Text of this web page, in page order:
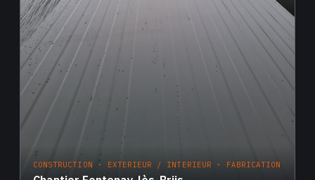
CONSTRUCTION · EXTERIEUR / INTERIEUR · FABRICATION